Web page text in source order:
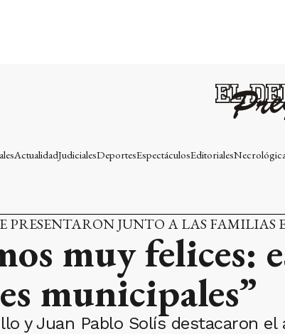
ActualidadJudicialesDeportesEspectáculosEditoriales
PRESENTARON JUNTO A LAS
muy felices:
municipales”
y Juan Pablo Solís destacaron